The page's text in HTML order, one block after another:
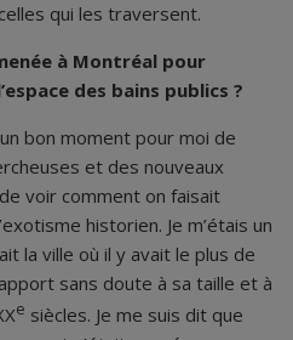
qui les traversent.
à Montréal pour
des bains publics ?
bon moment pour moi de
et des nouveaux
voir comment on faisait
historien. Je m’étais un
la ville où il y avait le plus de
sans doute à sa taille et à
e siècles. Je me suis dit que